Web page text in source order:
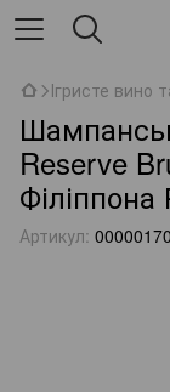
Ігристе вино
Reserve
Артикул: